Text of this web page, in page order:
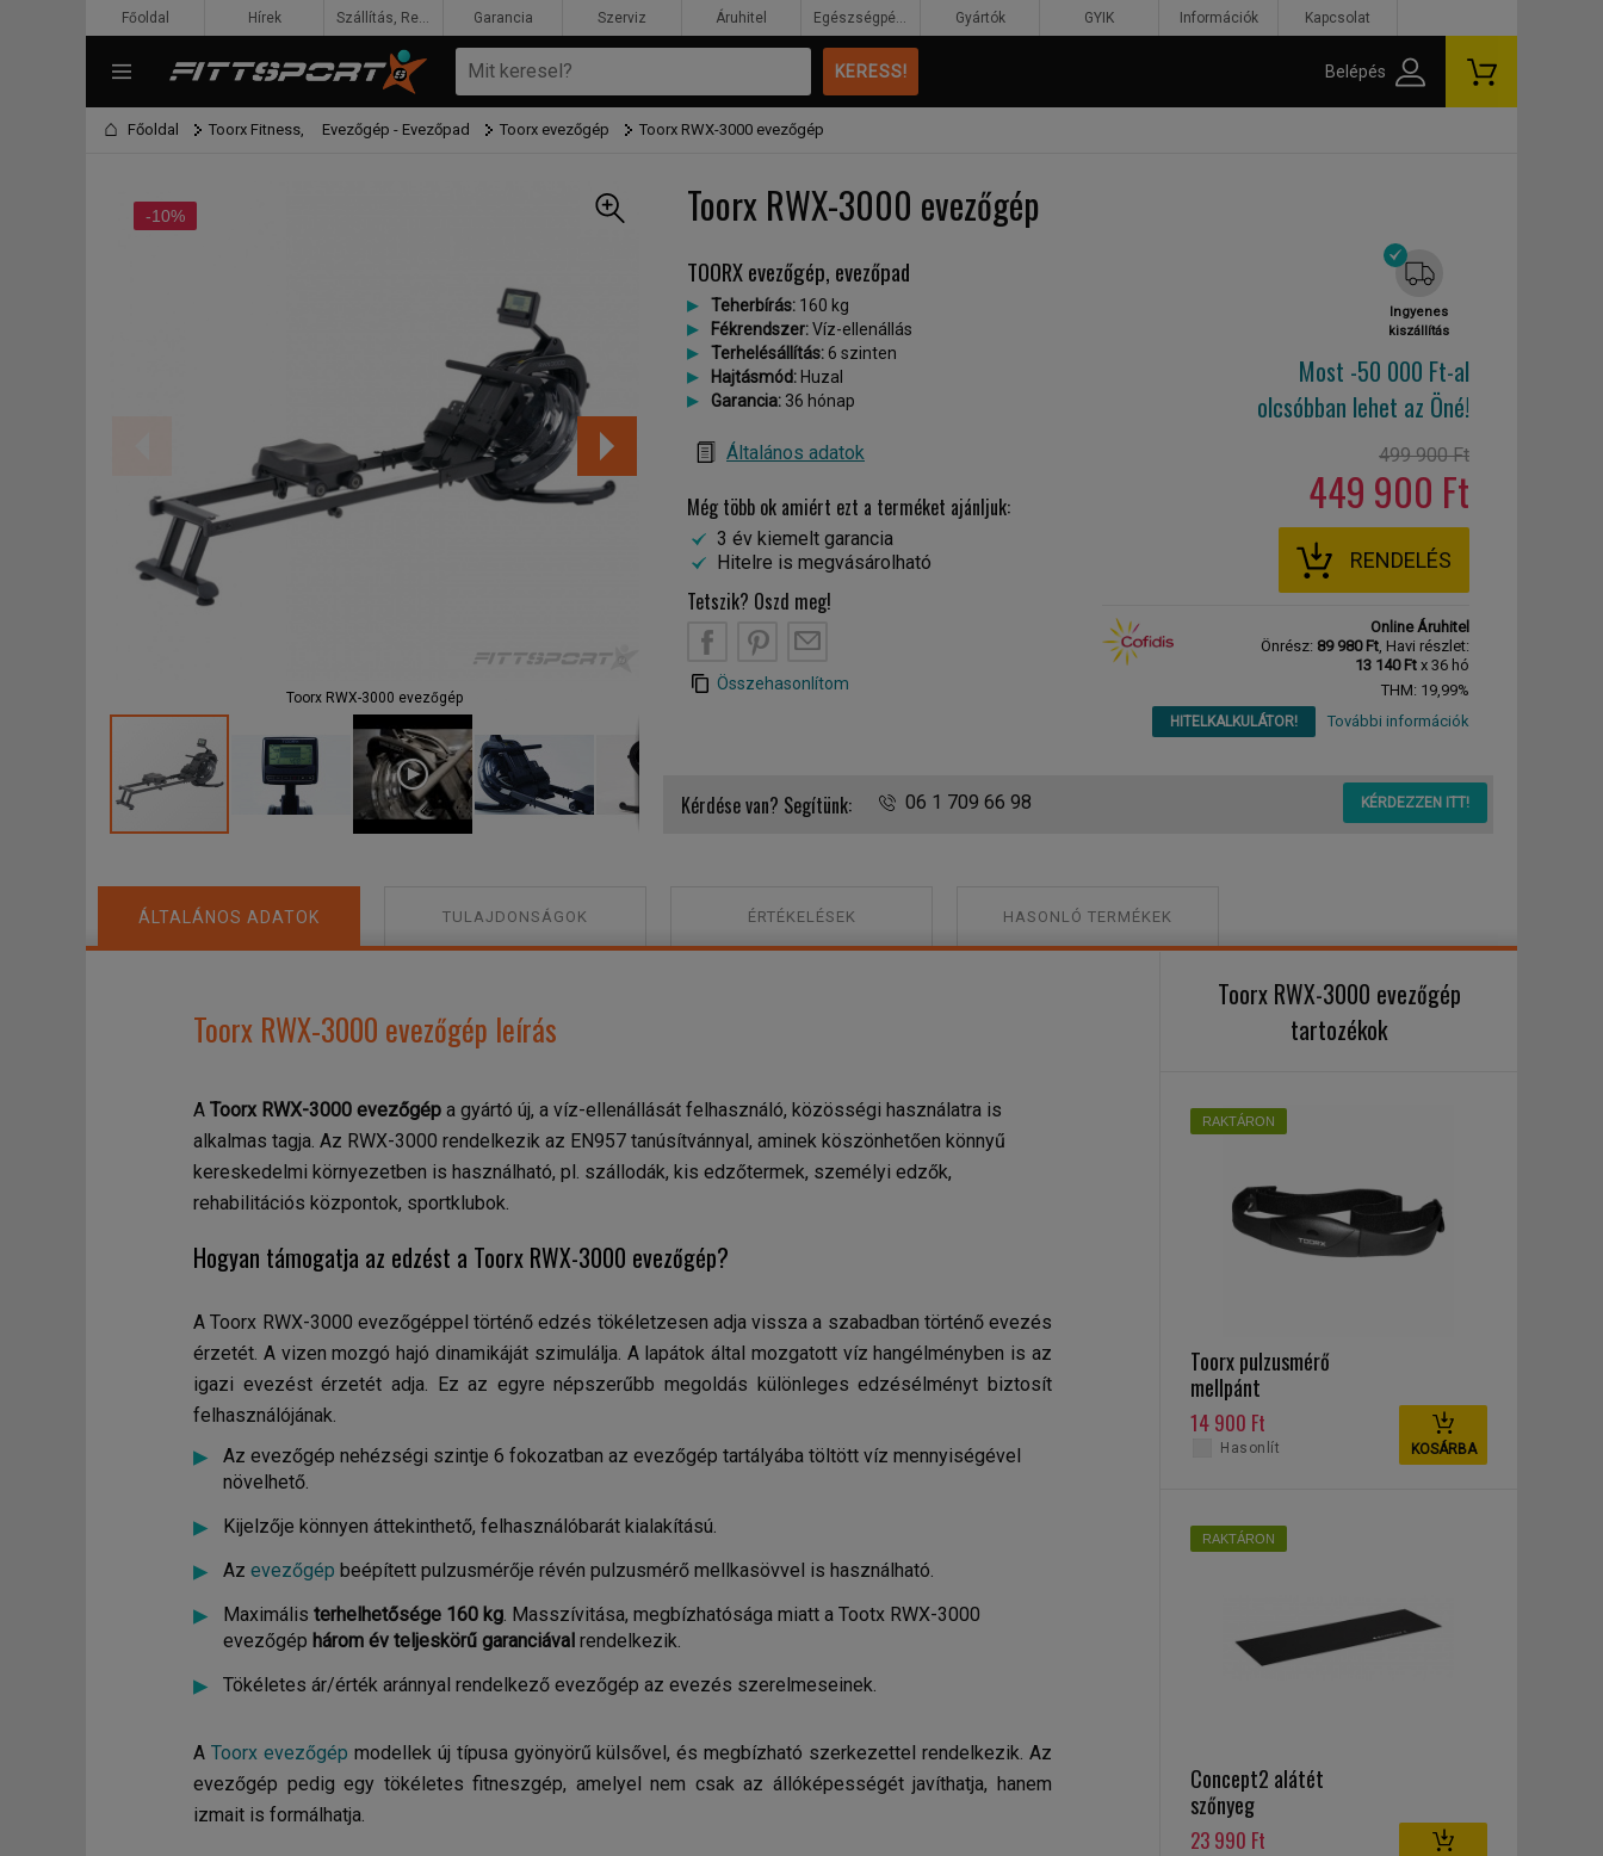
Főoldal Toorx Fitness, Evezőgép - Evezőpad Toorx evezőgép Toorx RWX-3000 evezőgép
Toorx RWX-3000 evezőgép
-10%
Toorx RWX-3000 evezőgép
Ingyenes
kiszállítás
Most -50 000 Ft-al
olcsóbban lehet az Öné!
499 900 Ft
449 900 Ft
RENDELÉS
Online Áruhitel
Önrész: 89 980 Ft, Havi részlet:
13 140 Ft x 36 hó
THM: 19,99%
HITELKALKULÁTOR! További információk
TOORX evezőgép, evezőpad
Teherbírás: 160 kg
Fékrendszer:Víz-ellenállás
Terhelésállítás:6 szinten
Hajtásmód: Huzal
Garancia: 36 hónap
Általános adatok
Még több ok amiért ezt a terméket ajánljuk:
3 év kiemelt garancia
Hitelre is megvásárolható
Tetszik? Oszd meg!
Összehasonlítom
Kérdése van? Segítünk: 06 1 709 66 98 KÉRDEZZEN ITT!
ÁLTALÁNOS ADATOK TULAJDONSÁGOK ÉRTÉKELÉSEK HASONLÓ TERMÉKEK
Toorx RWX-3000 evezőgép leírás
A Toorx RWX-3000 evezőgép a gyártó új, a víz-ellenállását felhasználó, közösségi használatra is
alkalmas tagja. Az RWX-3000 rendelkezik az EN957 tanúsítvánnyal, aminek köszönhetően könnyű
kereskedelmi környezetben is használható, pl. szállodák, kis edzőtermek, személyi edzők,
rehabilitációs központok, sportklubok.
Hogyan támogatja az edzést a Toorx RWX-3000 evezőgép?
A Toorx RWX-3000 evezőgéppel történő edzés tökéletzesen adja vissza a szabadban történő evezés
érzetét. A vizen mozgó hajó dinamikáját szimulálja. A lapátok által mozgatott víz hangélményben is az
igazi evezést érzetét adja. Ez az egyre népszerűbb megoldás különleges edzésélményt biztosít
felhasználójának.
Az evezőgép nehézségi szintje 6 fokozatban az evezőgép tartályába töltött víz mennyiségével
növelhető.
Kijelzője könnyen áttekinthető, felhasználóbarát kialakítású.
Az evezőgép beépített pulzusmérője révén pulzusmérő mellkasövvel is használható.
Maximális terhelhetősége 160 kg. Masszívitása, megbízhatósága miatt a Tootx RWX-3000
evezőgép három év teljeskörű garanciával rendelkezik.
Tökéletes ár/érték aránnyal rendelkező evezőgép az evezés szerelmeseinek.
A Toorx evezőgép modellek új típusa gyönyörű külsővel, és megbízható szerkezettel rendelkezik. Az
evezőgép pedig egy tökéletes fitneszgép, amelyel nem csak az állóképességét javíthatja, hanem
izmait is formálhatja.
Toorx RWX-3000 evezőgép
tartozékok
RAKTÁRON
Toorx pulzusmérő
mellpánt
14 900 Ft
KOSÁRBA
Hasonlít
RAKTÁRON
Concept2 alátét
szőnyeg
23 990 Ft
Főoldal Hírek Szállítás, Rendelés, Fizetés Garancia Szerviz Áruhitel Egészségpénztár Gyártók GYIK Információk Kapcsolat
Belépés